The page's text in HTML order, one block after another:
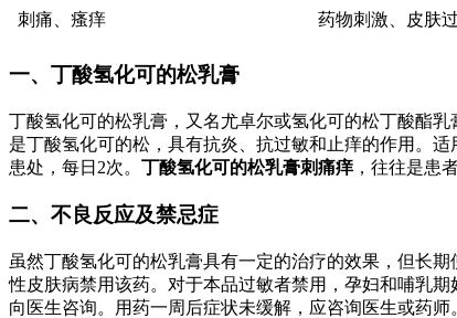
刺痛、瘙痒 药物刺激、皮肤
一、丁酸氢化可的松乳膏
丁酸氢化可的松乳膏，又名尤卓尔或氢化可的松丁酸酯
是丁酸氢化可的松，具有抗炎、抗过敏和止痒的作用。
患处，每日2次。 丁酸氢化可的松乳膏刺痛痒，往往是患
二、不良反应及禁忌症
虽然丁酸氢化可的松乳膏具有一定的治疗的效果，但长
性皮肤病禁用该药。对于本品过敏者禁用，孕妇和哺乳
向医生咨询。用药一周后症状未缓解，应咨询医生或药